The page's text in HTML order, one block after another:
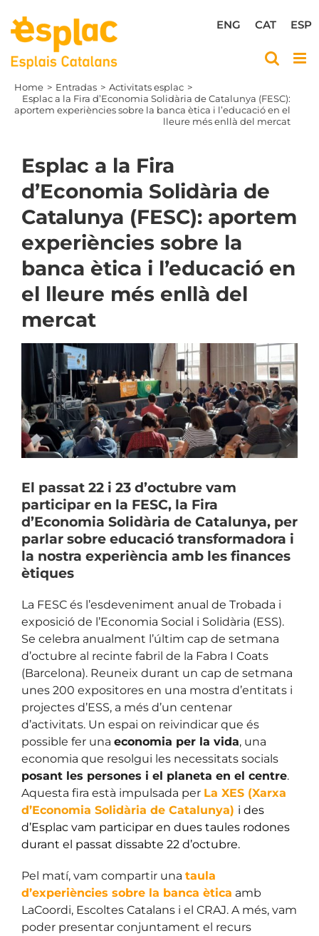
content
ESP
CAT
ENG
Home Entradas
Activitats esplac
Esplac a la Fira d’Economia Solidària de Catalunya (FESC):
aportem experiències sobre la banca ètica i l’educació en el
lleure més enllà del mercat
Esplac a la Fira
d’Economia Solidària de
Catalunya (FESC): aportem
experiències sobre la
banca ètica i l’educació en
el lleure més enllà del
mercat
View
Larger
Image
El passat 22 i 23 d’octubre vam
participar en la FESC, la Fira
d’Economia Solidària de Catalunya, per
parlar sobre educació transformadora i
la nostra experiència amb les finances
ètiques
La FESC és l’esdeveniment anual de Trobada i
exposició de l’Economia Social i Solidària (ESS).
Se celebra anualment l’últim cap de setmana
d’octubre al recinte fabril de la Fabra I Coats
(Barcelona). Reuneix durant un cap de setmana
unes 200 expositores en una mostra d’entitats i
projectes d’ESS, a més d’un centenar
d’activitats. Un espai on reivindicar que és
possible fer una economia per la vida, una
economia que resolgui les necessitats socials
posant les persones i el planeta en el centre.
Aquesta fira està impulsada per La XES (Xarxa
d’Economia Solidària de Catalunya) i des
d’Esplac vam participar en dues taules rodones
durant el passat dissabte 22 d’octubre.
Pel matí, vam compartir una taula
d’experiències sobre la banca ètica amb
LaCoordi, Escoltes Catalans i el CRAJ. A més, vam
poder presentar conjuntament el recurs